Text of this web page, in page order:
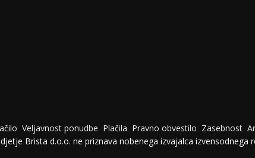
Veljavnost ponudbe Plačila Pravno obvestilo Zasebnost
Brista d.o.o. ne priznava nobenega izvajalca